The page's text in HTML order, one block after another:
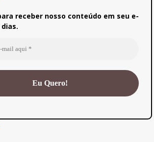
receber nosso conteúdo em seu e-